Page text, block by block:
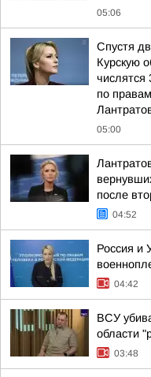
05:06
Спустя
Курскую
по
05:00
после
04:52
Россия и
04:42
ВСУ
области
03:48